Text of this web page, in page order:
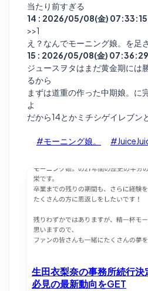
当たり前すぎる
14 : 2026/05/08(金)
>>1
え？なんでモーニング娘。を足
15 : 2026/05/08(金)
ジュースヲタはまだ黄金期には
るから
まずは道重の作った中期娘。に
よ
だから14とかミチシゲイレブン
#モーニング娘。
生田衣梨奈の事務所続行
必見の最新動向をGET